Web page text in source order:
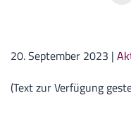
20. September 2023 |
(Text zur Verfügung